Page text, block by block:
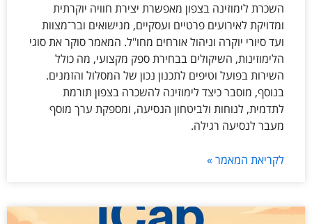
השכרת לימוזינה בצפון מאפשרת יצירת חוויה יוקרתית
ומדויקת לאירועים פרטיים ועסקיים, מנישואים ובר־מצוות
ועד סיורי יוקרה וניהול אורחים מחו"ל. המאמר סוקר את סוגי
הלימוזינות, השיקולים בבחירת ספק מקצועי, מה כולל
השירות בפועל וטיפים לתכנון נכון של המסלול והזמנים.
בנוסף, מוסבר כיצד לימוזינה להשכרה בצפון תורמת
לתדמית, לנוחות ולביטחון הנסיעה, ומספקת ערך מוסף
מעבר לנסיעה רגילה.
לקריאת המאמר »